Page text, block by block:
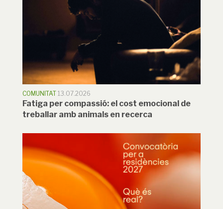
COMUNITAT 13.07.2026
Fatiga per compassió: el cost emocional de
treballar amb animals en recerca